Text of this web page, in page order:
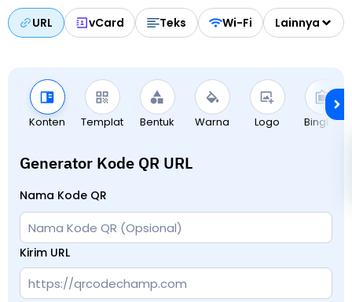
URL vCard Teks Wi-Fi Lainnya
Konten Templat Bentuk Warna Logo Bingkai
Generator Kode QR URL
Nama Kode QR
Kirim URL